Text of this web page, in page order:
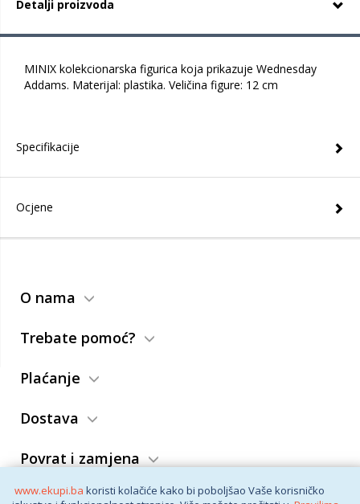
www.ekupi.ba koristi kolačiće kako bi poboljšao Vaše korisničko
Detalji proizvoda
MINIX kolekcionarska figurica koja prikazuje Wednesday
Addams. Materijal: plastika. Veličina figure: 12 cm
Specifikacije
Ocjene
O nama
Trebate pomoć?
Plaćanje
Dostava
Povrat i zamjena
Opći uslovi